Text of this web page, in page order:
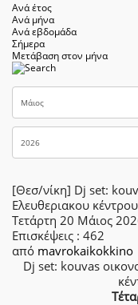
Ανά έτος
Ανά μήνα
Ανά εβδομάδα
Σήμερα
Μετάβαση στον μήνα
[Θεσ/νίκη] Dj set:
Ελευθεριακου
Τετάρτη 20 Μάιος
Επισκέψεις : 462
από mavrokaikokkino
Dj set: kouvas